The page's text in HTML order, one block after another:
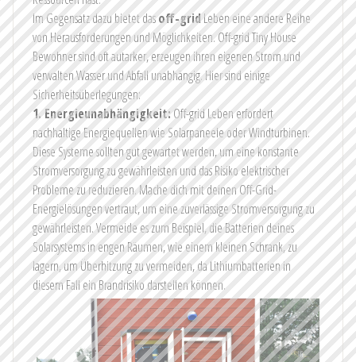
Im Gegensatz dazu bietet dasoff-gridLeben eine andere Reihe
von Herausforderungen und Möglichkeiten. Off-grid Tiny House
Bewohner sind oft autarker, erzeugen ihren eigenen Strom und
verwalten Wasser und Abfall unabhängig. Hier sind einige
Sicherheitsüberlegungen:
1. Energieunabhängigkeit:Off-grid Leben erfordert
nachhaltige Energiequellen wie Solarpaneele oder Windturbinen.
Diese Systeme sollten gut gewartet werden, um eine konstante
Stromversorgung zu gewährleisten und das Risiko elektrischer
Probleme zu reduzieren. Mache dich mit deinen Off-Grid-
Energielösungen vertraut, um eine zuverlässige Stromversorgung zu
gewährleisten. Vermeide es zum Beispiel, die Batterien deines
Solarsystems in engen Räumen, wie einem kleinen Schrank, zu
lagern, um Überhitzung zu vermeiden, da Lithiumbatterien in
diesem Fall ein Brandrisiko darstellen können.